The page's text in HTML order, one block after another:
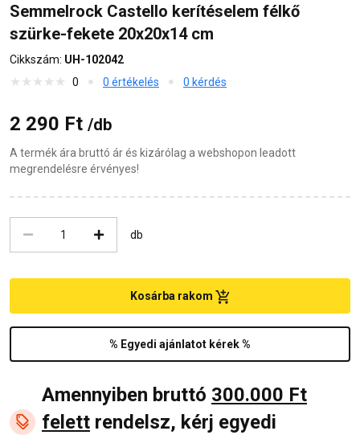
Semmelrock Castello kerítéselem félkő
szürke-fekete 20x20x14 cm
Cikkszám: UH-102042
0
0 értékelés 0 kérdés
2 290 Ft /db
A termék ára bruttó ár és kizárólag a webshopon leadott
megrendelésre érvényes!
db
% Egyedi ajánlatot kérek %
Kosárba rakom
Amennyiben bruttó 300.000 Ft
felett rendelsz, kérj egyedi